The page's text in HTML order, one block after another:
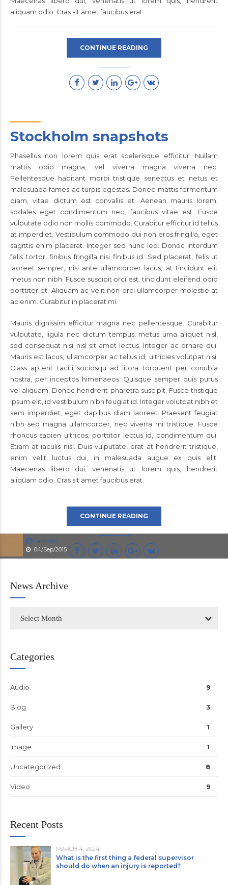
aliquam odio. Cras sit amet faucibus erat.
CONTINUE READING
admin
04/Sep/2015
Stockholm snapshots
Phasellus non lorem quis erat scelerisque efficitur. Nullam
mattis odio magna, vel viverra magna viverra nec.
Pellentesque habitant morbi tristique senectus et netus et
malesuada fames ac turpis egestas. Donec mattis fermentum
diam, vitae dictum est convallis et. Aenean mauris lorem,
sodales eget condimentum nec, faucibus vitae est. Fusce
vulputate odio non mollis commodo. Curabitur efficitur id tellus
at imperdiet. Vestibulum commodo dui non eros fringilla, eget
sagittis enim placerat. Integer sed nunc leo. Donec interdum
felis tortor, finibus fringilla nisi finibus id. Sed placerat, felis ut
laoreet semper, nisi ante ullamcorper lacus, at tincidunt elit
metus non nibh. Fusce suscipit orci est, tincidunt eleifend odio
porttitor et. Aliquam ac velit non orci ullamcorper molestie at
ac enim. Curabitur in placerat mi.
Mauris dignissim efficitur magna nec pellentesque. Curabitur
vulputate, ligula nec dictum tempus, metus urna aliquet nisl,
sed consequat nisi nisl sit amet lectus. Integer ac ornare dui.
Mauris est lacus, ullamcorper ac tellus id, ultricies volutpat nisi.
Class aptent taciti sociosqu ad litora torquent per conubia
nostra, per inceptos himenaeos. Quisque semper quis purus
vel aliquam. Donec hendrerit pharetra suscipit. Fusce tristique
ipsum elit, id vestibulum nibh feugiat id. Integer volutpat nibh et
sem imperdiet, eget dapibus diam laoreet. Praesent feugiat
nibh sed magna ullamcorper, nec viverra mi tristique. Fusce
rhoncus sapien ultrices, porttitor lectus id, condimentum dui.
Etiam at iaculis nisl. Duis vulputate, erat at hendrerit tristique,
enim velit luctus dui, in malesuada augue ex quis elit.
Maecenas libero dui, venenatis ut lorem quis, hendrerit
aliquam odio. Cras sit amet faucibus erat.
CONTINUE READING
News Archive
Select Month
Categories
Audio 9
Blog 3
Gallery 1
Image 1
Uncategorized 8
Video 9
Recent Posts
MARCH 4, 2024
What is the first thing a federal supervisor
should do when an injury is reported?